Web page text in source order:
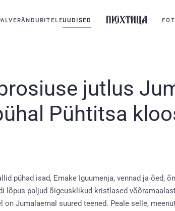
UUDISED
jutlus
Pühtitsa
pühad isad, Emake Iguumenja, vennad ja
lõpus paljud õigeusklikud kristlased
Jumalaemal suured teened. Peale selle,